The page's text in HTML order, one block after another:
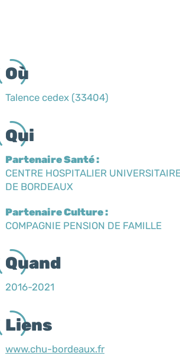
Où
Talence cedex (33404)
Qui
Partenaire Santé :
CENTRE HOSPITALIER
DE BORDEAUX
Partenaire Culture :
COMPAGNIE PENSION DE FAMILLE
Quand
2016-2021
Liens
www.chu-bordeaux.fr